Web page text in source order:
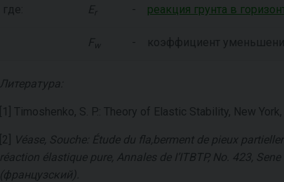
где: E r - реакция грунта в
F w - коэффициент
Литература:
[1] Timoshenko, S. P.: Theory of Elastic Stability, New
[2]
Véase, Souche: Étude du fla,berment de pieux
réaction élastique pure, Annales de I’ITBTP, No. 423,
(французский).